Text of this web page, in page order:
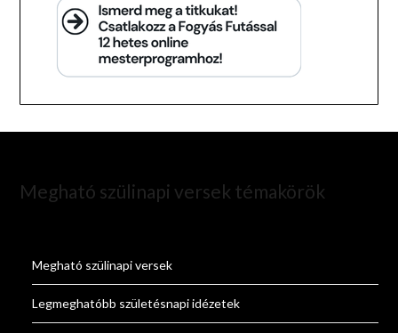
Megható szülinapi versek témakörök
Megható szülinapi versek
Legmeghatóbb születésnapi idézetek